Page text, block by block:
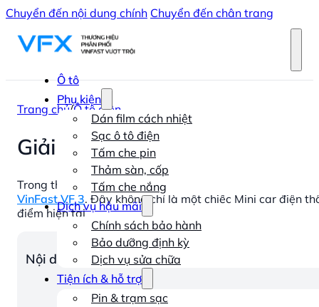
Chuyển đến nội dung chính Chuyển đến chân trang
Ô tô
Phụ kiện
Dán film cách nhiệt
Sạc ô tô điện
Tấm che pin
Thảm sàn, cốp
Tấm che nắng
Dịch vụ hậu mãi
Chính sách bảo hành
Bảo dưỡng định kỳ
Dịch vụ sửa chữa
Tiện ích & hỗ trợ
Pin & trạm sạc
Trang chủ/Ô tô điện
Giải mã cơn sốt ô tô điện
Trong thời gian gần đây, thị trường ô tô điện Việt Nam
VinFast VF 3. Đây không chỉ là một chiếc Mini car điện
điểm hiện tại
Nội dung chính